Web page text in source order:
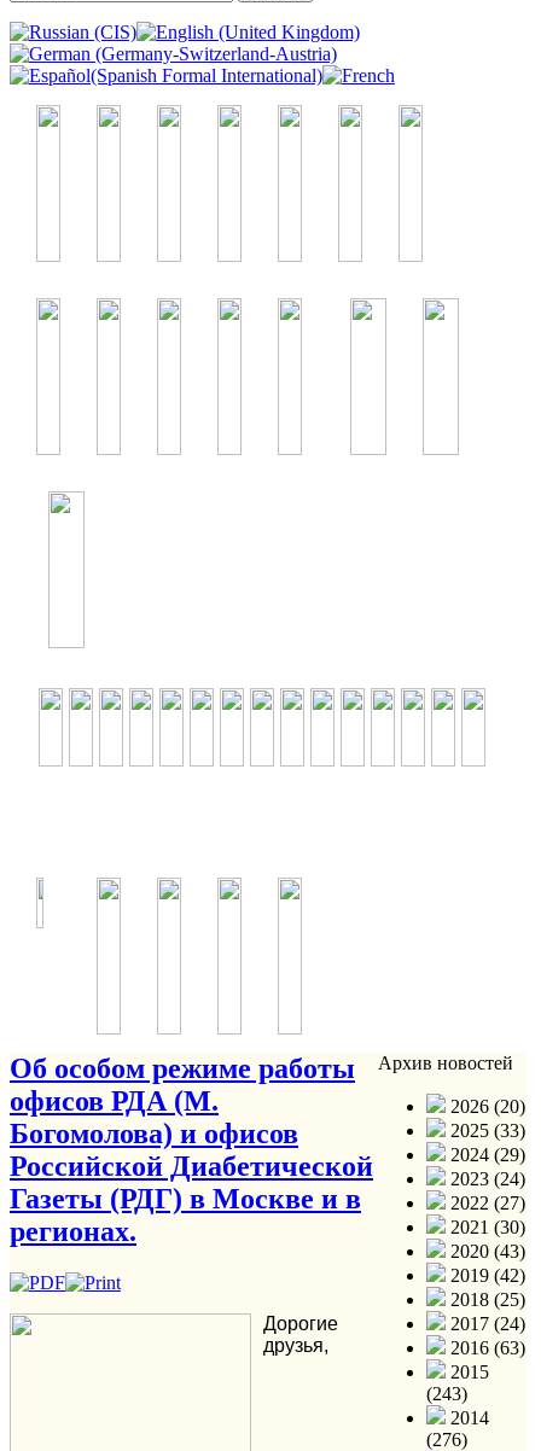
Об особом режиме работы
офисов РДА (М.
Богомолова) и офисов
Российской Диабетической
Газеты (РДГ) в Москве и в
регионах.
Дорогие
друзья,
Архив новостей
2026 (20)
2025 (33)
2024 (29)
2023 (24)
2022 (27)
2021 (30)
2020 (43)
2019 (42)
2018 (25)
2017 (24)
2016 (63)
2015
(243)
2014
(276)